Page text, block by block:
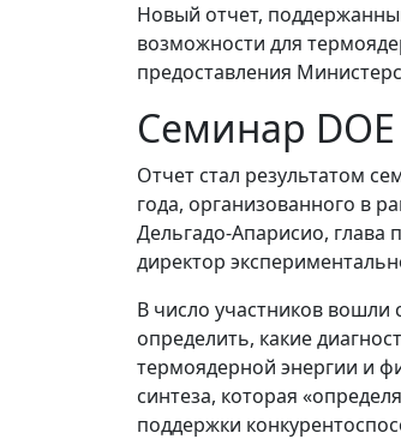
Новый отчет,
возможности для
предоставления
Семинар
Отчет стал результатом
года, организованного в
Дельгадо-Апарисио,
директор
В число участников вошли
определить, какие
термоядерной энергии и
синтеза, которая
поддержки